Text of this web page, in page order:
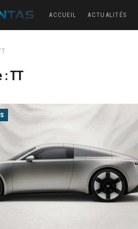
ACCUEIL ACTUALITÉS
:TT